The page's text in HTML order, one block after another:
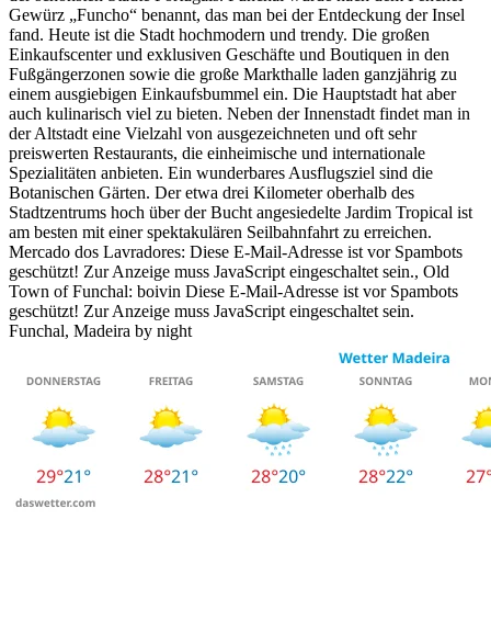
Gewürz „Funcho“ benannt, das man bei der Entdeckung der Insel
fand. Heute ist die Stadt hochmodern und trendy. Die großen
Einkaufscenter und exklusiven Geschäfte und Boutiquen in den
Fußgängerzonen sowie die große Markthalle laden ganzjährig zu
einem ausgiebigen Einkaufsbummel ein. Die Hauptstadt hat aber
auch kulinarisch viel zu bieten. Neben der Innenstadt findet man in
der Altstadt eine Vielzahl von ausgezeichneten und oft sehr
preiswerten Restaurants, die einheimische und internationale
Spezialitäten anbieten. Ein wunderbares Ausflugsziel sind die
Botanischen Gärten. Der etwa drei Kilometer oberhalb des
Stadtzentrums hoch über der Bucht angesiedelte Jardim Tropical ist
am besten mit einer spektakulären Seilbahnfahrt zu erreichen.
Mercado dos Lavradores: Diese E-Mail-Adresse ist vor Spambots
geschützt! Zur Anzeige muss JavaScript eingeschaltet sein., Old
Town of Funchal: boivin Diese E-Mail-Adresse ist vor Spambots
geschützt! Zur Anzeige muss JavaScript eingeschaltet sein.
Funchal, Madeira by night